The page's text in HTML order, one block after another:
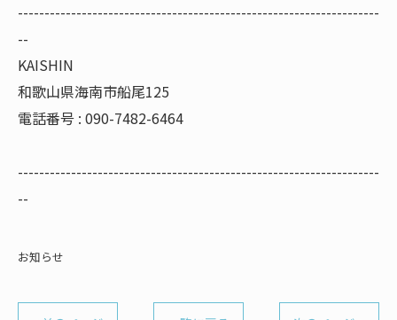
--------------------------------------------------------------------
--
KAISHIN
和歌山県海南市船尾125
電話番号 : 090-7482-6464
--------------------------------------------------------------------
--
お知らせ